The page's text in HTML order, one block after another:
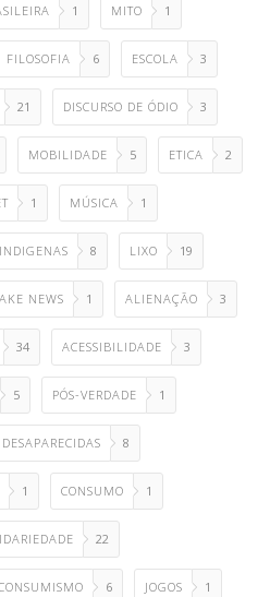
1 MITO 1
FILOSOFIA 6 ESCOLA 3
21 DISCURSO DE ÓDIO 3
MOBILIDADE 5 ETICA 2
1 MÚSICA 1
INDIGENAS 8 LIXO 19
NEWS 1 ALIENAÇÃO 3
34 ACESSIBILIDADE 3
5 PÓS-VERDADE 1
DESAPARECIDAS 8
1 CONSUMO 1
22
6 JOGOS 1